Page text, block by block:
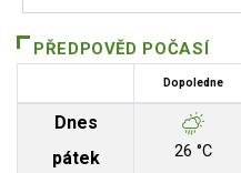
PŘEDPOVĚD POČASÍ
Dopoledne
Dnes
pátek
26 °C